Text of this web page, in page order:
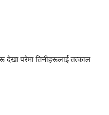
देखा परेमा तिनीहरूलाई तत्काल